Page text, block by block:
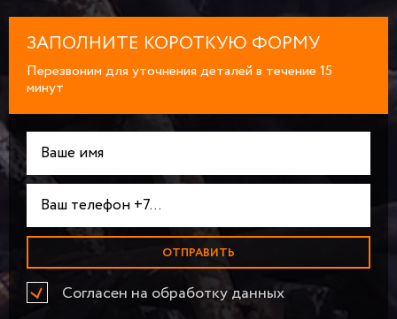
ЗАПОЛНИТЕ КОРОТКУЮ ФОРМУ
Перезвоним для уточнения деталей в течение 15
минут
Согласен на обработку данных